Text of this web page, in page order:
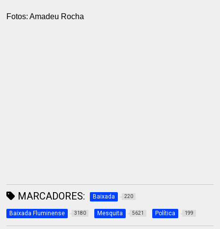
Fotos: Amadeu Rocha
MARCADORES: Baixada 220
Baixada Fluminense 3180 Mesquita 5621 Política 199